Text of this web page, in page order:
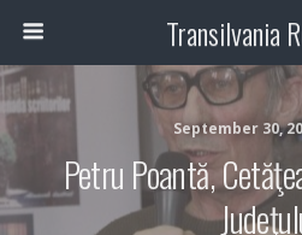
Transilvania
September 30,
Petru Poantă,